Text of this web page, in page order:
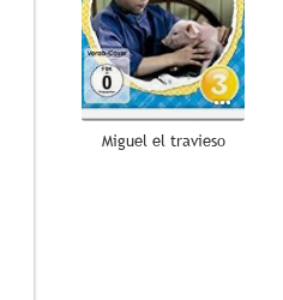
Miguel el travieso